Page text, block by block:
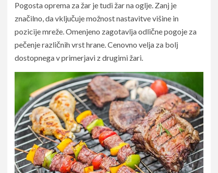
Pogosta oprema za žar je tudi žar na oglje. Zanj je
značilno, da vključuje možnost nastavitve višine in
pozicije mreže. Omenjeno zagotavlja odlične pogoje za
pečenje različnih vrst hrane. Cenovno velja za bolj
dostopnega v primerjavi z drugimi žari.